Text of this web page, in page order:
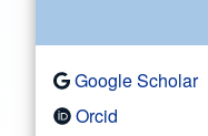
Google Scholar
Orcid